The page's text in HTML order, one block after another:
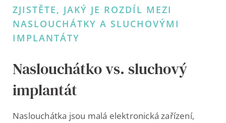
ZJISTĚTE, JAKÝ JE ROZDÍL MEZI
NASLOUCHÁTKY A SLUCHOVÝMI
IMPLANTÁTY
Naslouchátko vs. sluchový
implantát
Naslouchátka jsou malá elektronická zařízení,